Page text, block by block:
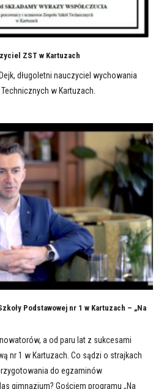
ZST w Kartuzach
długoletni nauczyciel wychowania
w Kartuzach.
Podstawowej nr 1 w Kartuzach – „Na
a od paru lat z sukcesami
nr 1 w Kartuzach. Co sądzi o strajkach
do egzaminów
gimnazjum? Gościem programu „Na